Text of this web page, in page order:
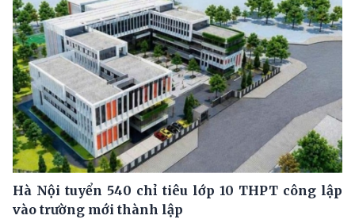
Hà Nội tuyển 540 chỉ tiêu lớp 10 THPT công lập
vào trường mới thành lập